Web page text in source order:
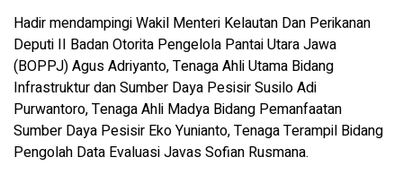
Hadir mendampingi Wakil Menteri Kelautan Dan Perikanan
Deputi II Badan Otorita Pengelola Pantai Utara Jawa
(BOPPJ) Agus Adriyanto, Tenaga Ahli Utama Bidang
Infrastruktur dan Sumber Daya Pesisir Susilo Adi
Purwantoro, Tenaga Ahli Madya Bidang Pemanfaatan
Sumber Daya Pesisir Eko Yunianto, Tenaga Terampil Bidang
Pengolah Data Evaluasi Javas Sofian Rusmana.